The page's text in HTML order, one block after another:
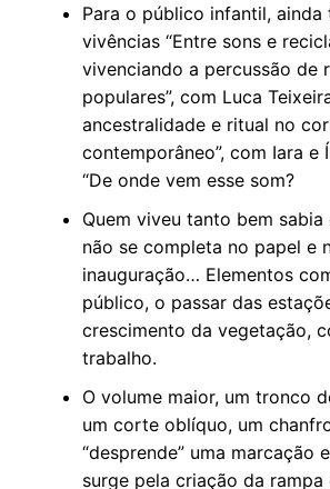
Para o público infantil, ainda
vivências “Entre sons e
vivenciando a percussão de
populares”, com Luca
ancestralidade e ritual no
contemporâneo”, com Iara e
“De onde vem esse som?
Quem viveu tanto bem
não se completa no papel e
inauguração… Elementos
público, o passar das
crescimento da vegetação,
trabalho.
O volume maior, um tronco
um corte oblíquo, um
“desprende” uma marcação
surge pela criação da rampa